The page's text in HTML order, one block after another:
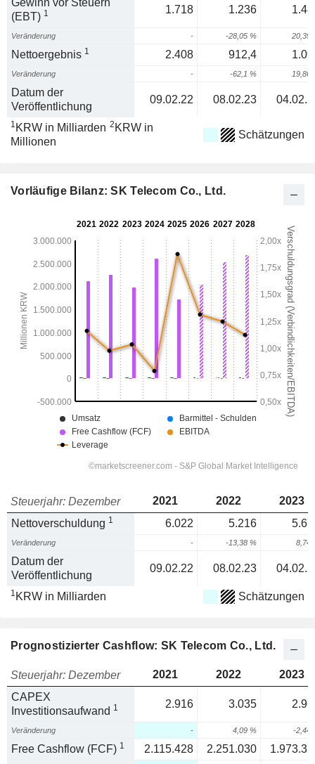
Gewinn vor Steuern
(EBT) 1 1.718 1.236
Veränderung - -28,05 % 20,39
Nettoergebnis 1 2.408 912,4
Veränderung - -62,1 % 19,86
Datum der
Veröffentlichung
09.02.22 08.02.23
1 KRW in Milliarden 2 KRW in
Millionen
Schätzungen
Vorläufige Bilanz: SK Telecom Co., Ltd.
Steuerjahr: Dezember 2021 2022
2023
Nettoverschuldung 1 6.022 5.216
Veränderung - -13,38 % 8,74
Datum der
Veröffentlichung
09.02.22 08.02.23
1 KRW in Milliarden Schätzungen
Prognostizierter Cashflow: SK Telecom Co., Ltd.
Steuerjahr: Dezember 2021 2022
2023
CAPEX
Investitionsaufwand 1 2.916 3.035
Veränderung - 4,09 % -2,44
Free Cashflow (FCF) 1 2.115.428 2.251.030